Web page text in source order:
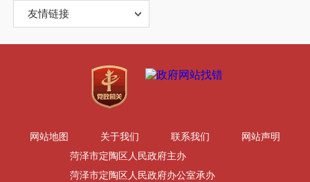
友情链接
网站地图 关于我们 联系我们
网站声明
菏泽市定陶区人民政府主办
菏泽市定陶区人民政府办公室承办